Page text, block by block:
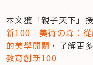
本文獲「親子天下」
新100｜美術の森：
的美學開關 ，了解更
教育創新100